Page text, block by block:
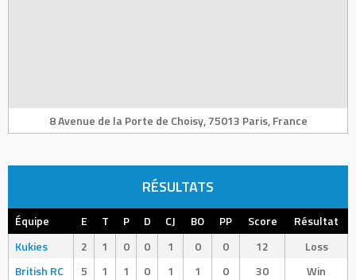
8 Avenue de la Porte de Choisy, 75013 Paris, France
RÉSULTATS
Équipe E T P D CJ BO PP Score
Résultat
Kukies
2 1 0 0 1 0 0 12
Loss
British RC
5 1 1 0 1 1 0 30 Win